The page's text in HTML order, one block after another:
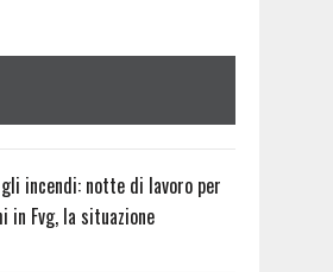
incendi: notte di lavoro per
in Fvg, la situazione